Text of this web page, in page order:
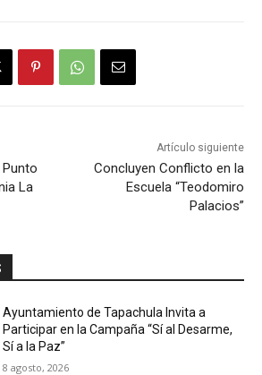
La
Artículo siguiente
Concluyen Conflicto en la
Escuela “Teodomiro
Palacios”
Ayuntamiento de Tapachula Invita a
Participar en la Campaña “Sí al Desarme,
Sí a la Paz”
8 agosto, 2026